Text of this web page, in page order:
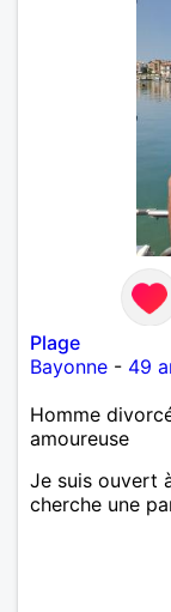
Plage
Bayonne - 49
Homme
amoureuse
Je suis ouvert
cherche une